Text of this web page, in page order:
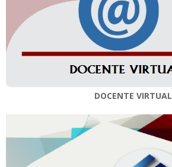
DOCENTE VIRTUAL